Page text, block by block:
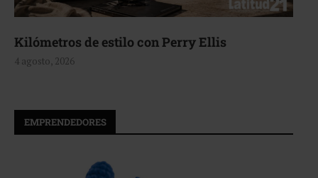
de estilo con Perry Ellis
EMPRENDEDORES